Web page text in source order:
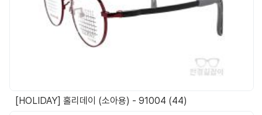
[HOLIDAY] 홀리데이 (소아용) - 91004 (44)